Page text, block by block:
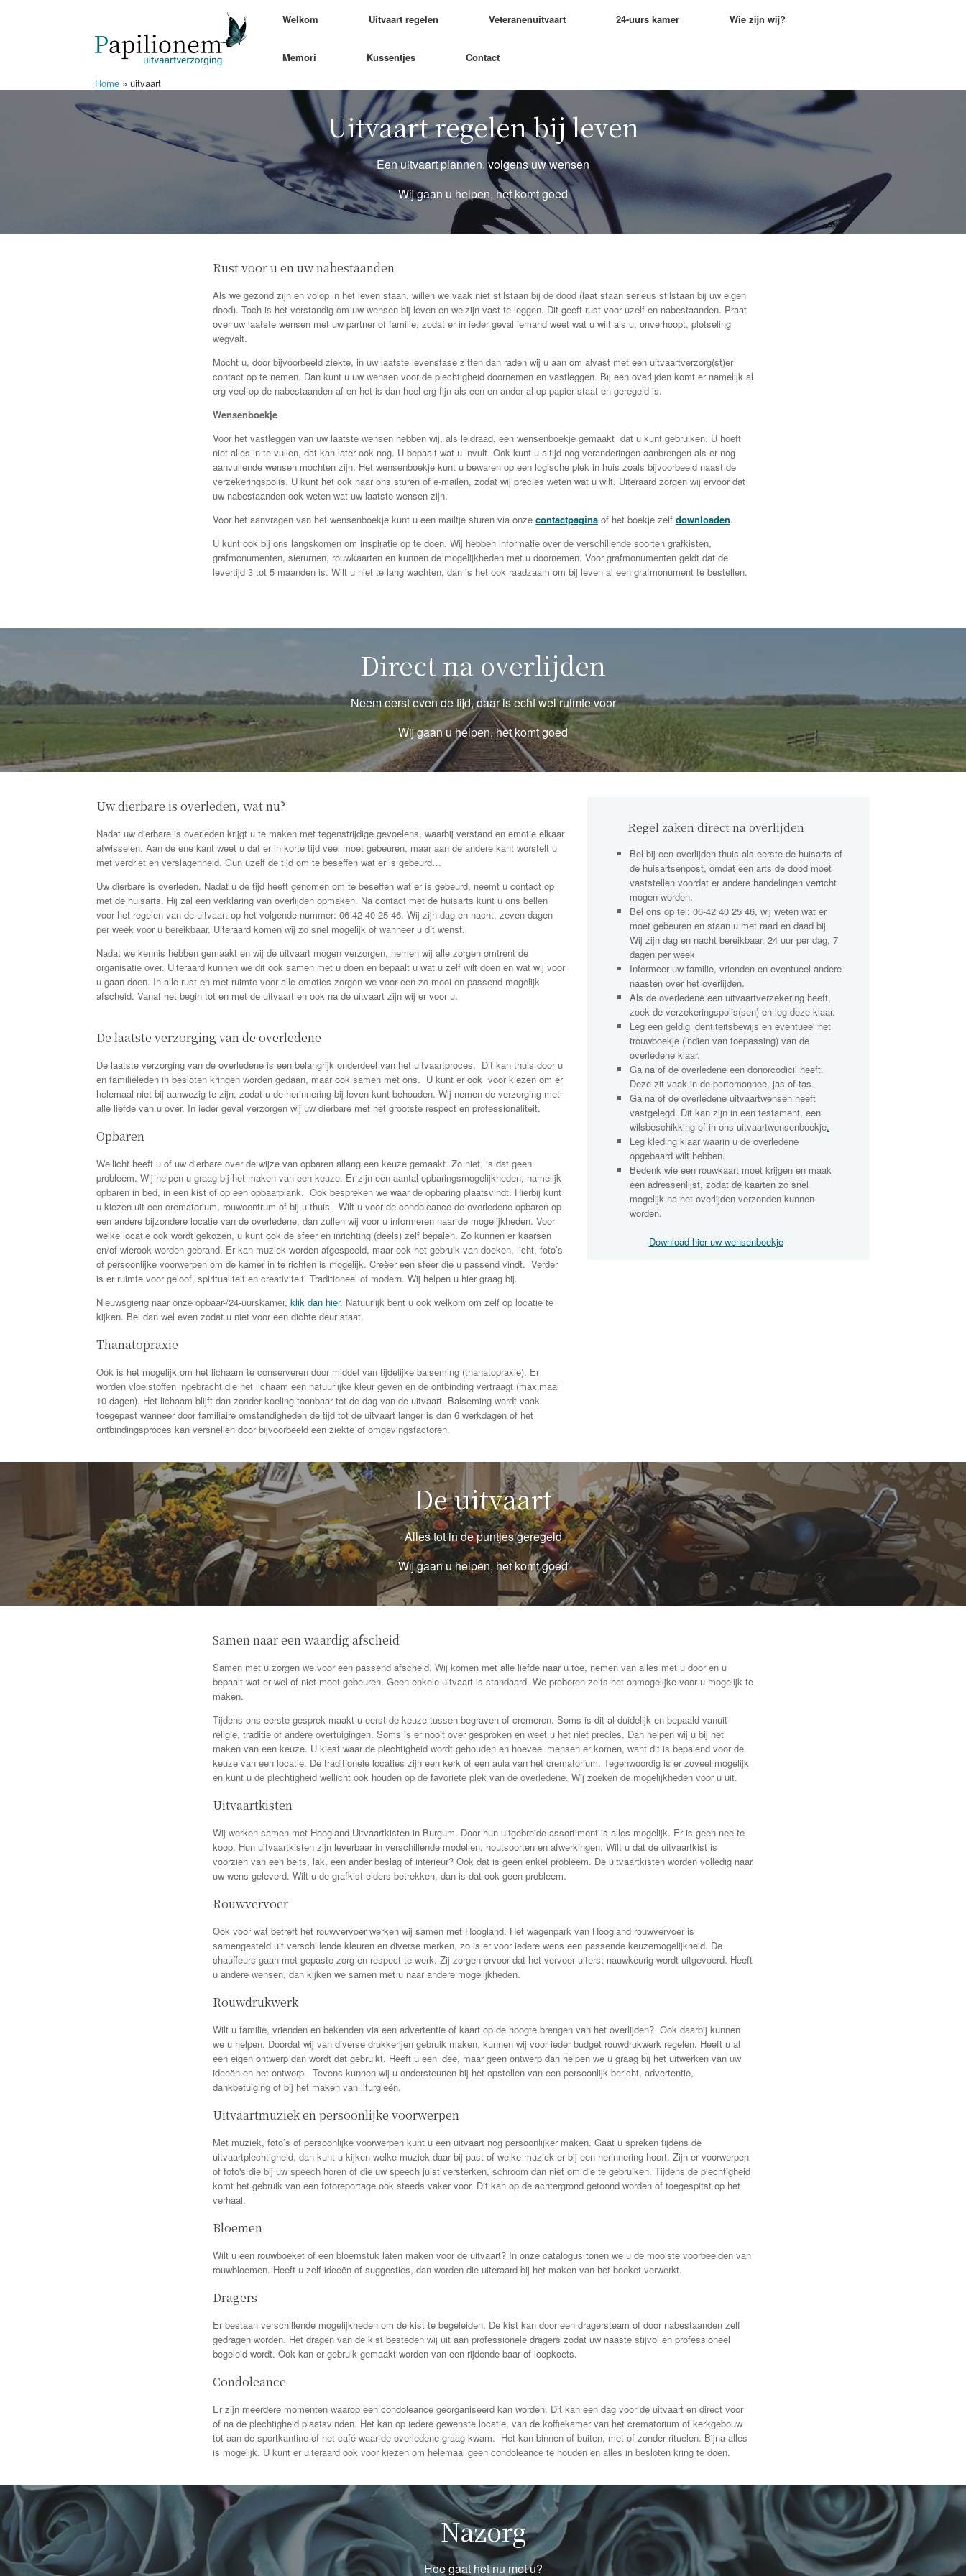
Welkom Uitvaart regelen Veteranenuitvaart 24-uurs kamer Wie zijn wij?
Memori Kussentjes
Contact
Home » uitvaart
Uitvaart regelen bij leven
Een uitvaart plannen, volgens uw wensen
Wij gaan u helpen, het komt goed
Rust voor u en uw nabestaanden
Als we gezond zijn en volop in het leven staan, willen we vaak niet stilstaan bij de dood (laat staan serieus stilstaan bij uw eigen
dood). Toch is het verstandig om uw wensen bij leven en welzijn vast te leggen. Dit geeft rust voor uzelf en nabestaanden. Praat
over uw laatste wensen met uw partner of familie, zodat er in ieder geval iemand weet wat u wilt als u, onverhoopt, plotseling
wegvalt.
Mocht u, door bijvoorbeeld ziekte, in uw laatste levensfase zitten dan raden wij u aan om alvast met een uitvaartverzorg(st)er
contact op te nemen. Dan kunt u uw wensen voor de plechtigheid doornemen en vastleggen. Bij een overlijden komt er namelijk al
erg veel op de nabestaanden af en het is dan heel erg fijn als een en ander al op papier staat en geregeld is.
Wensenboekje
Voor het vastleggen van uw laatste wensen hebben wij, als leidraad, een wensenboekje gemaakt dat u kunt gebruiken. U hoeft
niet alles in te vullen, dat kan later ook nog. U bepaalt wat u invult. Ook kunt u altijd nog veranderingen aanbrengen als er nog
aanvullende wensen mochten zijn. Het wensenboekje kunt u bewaren op een logische plek in huis zoals bijvoorbeeld naast de
verzekeringspolis. U kunt het ook naar ons sturen of e-mailen, zodat wij precies weten wat u wilt. Uiteraard zorgen wij ervoor dat
uw nabestaanden ook weten wat uw laatste wensen zijn.
Voor het aanvragen van het wensenboekje kunt u een mailtje sturen via onze contactpaginaof het boekje zelf downloaden.
U kunt ook bij ons langskomen om inspiratie op te doen. Wij hebben informatie over de verschillende soorten grafkisten,
grafmonumenten, sierurnen, rouwkaarten en kunnen de mogelijkheden met u doornemen. Voor grafmonumenten geldt dat de
levertijd 3 tot 5 maanden is. Wilt u niet te lang wachten, dan is het ook raadzaam om bij leven al een grafmonument te bestellen.
Direct na overlijden
Neem eerst even de tijd, daar is echt wel ruimte voor
Wij gaan u helpen, het komt goed
Uw dierbare is overleden, wat nu?
Nadat uw dierbare is overleden krijgt u te maken met tegenstrijdige gevoelens, waarbij verstand en emotie elkaar
afwisselen. Aan de ene kant weet u dat er in korte tijd veel moet gebeuren, maar aan de andere kant worstelt u
met verdriet en verslagenheid. Gun uzelf de tijd om te beseffen wat er is gebeurd…
Uw dierbare is overleden. Nadat u de tijd heeft genomen om te beseffen wat er is gebeurd, neemt u contact op
met de huisarts. Hij zal een verklaring van overlijden opmaken. Na contact met de huisarts kunt u ons bellen
voor het regelen van de uitvaart op het volgende nummer: 06-42 40 25 46. Wij zijn dag en nacht, zeven dagen
per week voor u bereikbaar. Uiteraard komen wij zo snel mogelijk of wanneer u dit wenst.
Nadat we kennis hebben gemaakt en wij de uitvaart mogen verzorgen, nemen wij alle zorgen omtrent de
organisatie over. Uiteraard kunnen we dit ook samen met u doen en bepaalt u wat u zelf wilt doen en wat wij voor
u gaan doen. In alle rust en met ruimte voor alle emoties zorgen we voor een zo mooi en passend mogelijk
afscheid. Vanaf het begin tot en met de uitvaart en ook na de uitvaart zijn wij er voor u.
De laatste verzorging van de overledene
De laatste verzorging van de overledene is een belangrijk onderdeel van het uitvaartproces. Dit kan thuis door u
en familieleden in besloten kringen worden gedaan, maar ook samen met ons. U kunt er ook voor kiezen om er
helemaal niet bij aanwezig te zijn, zodat u de herinnering bij leven kunt behouden. Wij nemen de verzorging met
alle liefde van u over. In ieder geval verzorgen wij uw dierbare met het grootste respect en professionaliteit.
Opbaren
Wellicht heeft u of uw dierbare over de wijze van opbaren allang een keuze gemaakt. Zo niet, is dat geen
probleem. Wij helpen u graag bij het maken van een keuze. Er zijn een aantal opbaringsmogelijkheden, namelijk
opbaren in bed, in een kist of op een opbaarplank. Ook bespreken we waar de opbaring plaatsvindt. Hierbij kunt
u kiezen uit een crematorium, rouwcentrum of bij u thuis. Wilt u voor de condoleance de overledene opbaren op
een andere bijzondere locatie van de overledene, dan zullen wij voor u informeren naar de mogelijkheden. Voor
welke locatie ook wordt gekozen, u kunt ook de sfeer en inrichting (deels) zelf bepalen. Zo kunnen er kaarsen
en/of wierook worden gebrand. Er kan muziek worden afgespeeld, maar ook het gebruik van doeken, licht, foto’s
of persoonlijke voorwerpen om de kamer in te richten is mogelijk. Creëer een sfeer die u passend vindt. Verder
is er ruimte voor geloof, spiritualiteit en creativiteit. Traditioneel of modern. Wij helpen u hier graag bij.
Nieuwsgierig naar onze opbaar-/24-uurskamer,klik dan hier. Natuurlijk bent u ook welkom om zelf op locatie te
kijken. Bel dan wel even zodat u niet voor een dichte deur staat.
Thanatopraxie
Ook is het mogelijk om het lichaam te conserveren door middel van tijdelijke balseming (thanatopraxie). Er
worden vloeistoffen ingebracht die het lichaam een natuurlijke kleur geven en de ontbinding vertraagt (maximaal
10 dagen). Het lichaam blijft dan zonder koeling toonbaar tot de dag van de uitvaart. Balseming wordt vaak
toegepast wanneer door familiaire omstandigheden de tijd tot de uitvaart langer is dan 6 werkdagen of het
ontbindingsproces kan versnellen door bijvoorbeeld een ziekte of omgevingsfactoren.
Regel zaken direct na overlijden
Bel bij een overlijden thuis als eerste de huisarts of
de huisartsenpost, omdat een arts de dood moet
vaststellen voordat er andere handelingen verricht
mogen worden.
Bel ons op tel: 06-42 40 25 46, wij weten wat er
moet gebeuren en staan u met raad en daad bij.
Wij zijn dag en nacht bereikbaar, 24 uur per dag, 7
dagen per week
Informeer uw familie, vrienden en eventueel andere
naasten over het overlijden.
Als de overledene een uitvaartverzekering heeft,
zoek de verzekeringspolis(sen) en leg deze klaar.
Leg een geldig identiteitsbewijs en eventueel het
trouwboekje (indien van toepassing) van de
overledene klaar.
Ga na of de overledene een donorcodicil heeft.
Deze zit vaak in de portemonnee, jas of tas.
Ga na of de overledene uitvaartwensen heeft
vastgelegd. Dit kan zijn in een testament, een
wilsbeschikking of in ons uitvaartwensenboekje.
Leg kleding klaar waarin u de overledene
opgebaard wilt hebben.
Bedenk wie een rouwkaart moet krijgen en maak
een adressenlijst, zodat de kaarten zo snel
mogelijk na het overlijden verzonden kunnen
worden.
Download hier uw wensenboekje
De uitvaart
Alles tot in de puntjes geregeld
Wij gaan u helpen, het komt goed
Samen naar een waardig afscheid
Samen met u zorgen we voor een passend afscheid. Wij komen met alle liefde naar u toe, nemen van alles met u door en u
bepaalt wat er wel of niet moet gebeuren. Geen enkele uitvaart is standaard. We proberen zelfs het onmogelijke voor u mogelijk te
maken.
Tijdens ons eerste gesprek maakt u eerst de keuze tussen begraven of cremeren. Soms is dit al duidelijk en bepaald vanuit
religie, traditie of andere overtuigingen. Soms is er nooit over gesproken en weet u het niet precies. Dan helpen wij u bij het
maken van een keuze. U kiest waar de plechtigheid wordt gehouden en hoeveel mensen er komen, want dit is bepalend voor de
keuze van een locatie. De traditionele locaties zijn een kerk of een aula van het crematorium. Tegenwoordig is er zoveel mogelijk
en kunt u de plechtigheid wellicht ook houden op de favoriete plek van de overledene. Wij zoeken de mogelijkheden voor u uit.
Uitvaartkisten
Wij werken samen met Hoogland Uitvaartkisten in Burgum. Door hun uitgebreide assortiment is alles mogelijk. Er is geen nee te
koop. Hun uitvaartkisten zijn leverbaar in verschillende modellen, houtsoorten en afwerkingen. Wilt u dat de uitvaartkist is
voorzien van een beits, lak, een ander beslag of interieur? Ook dat is geen enkel probleem. De uitvaartkisten worden volledig naar
uw wens geleverd. Wilt u de grafkist elders betrekken, dan is dat ook geen probleem.
Rouwvervoer
Ook voor wat betreft het rouwvervoer werken wij samen met Hoogland. Het wagenpark van Hoogland rouwvervoer is
samengesteld uit verschillende kleuren en diverse merken, zo is er voor iedere wens een passende keuzemogelijkheid. De
chauffeurs gaan met gepaste zorg en respect te werk. Zij zorgen ervoor dat het vervoer uiterst nauwkeurig wordt uitgevoerd. Heeft
u andere wensen, dan kijken we samen met u naar andere mogelijkheden.
Rouwdrukwerk
Wilt u familie, vrienden en bekenden via een advertentie of kaart op de hoogte brengen van het overlijden? Ook daarbij kunnen
we u helpen. Doordat wij van diverse drukkerijen gebruik maken, kunnen wij voor ieder budget rouwdrukwerk regelen. Heeft u al
een eigen ontwerp dan wordt dat gebruikt. Heeft u een idee, maar geen ontwerp dan helpen we u graag bij het uitwerken van uw
ideeën en het ontwerp. Tevens kunnen wij u ondersteunen bij het opstellen van een persoonlijk bericht, advertentie,
dankbetuiging of bij het maken van liturgieën.
Uitvaartmuziek en persoonlijke voorwerpen
Met muziek, foto’s of persoonlijke voorwerpen kunt u een uitvaart nog persoonlijker maken. Gaat u spreken tijdens de
uitvaartplechtigheid, dan kunt u kijken welke muziek daar bij past of welke muziek er bij een herinnering hoort. Zijn er voorwerpen
of foto's die bij uw speech horen of die uw speech juist versterken, schroom dan niet om die te gebruiken. Tijdens de plechtigheid
komt het gebruik van een fotoreportage ook steeds vaker voor. Dit kan op de achtergrond getoond worden of toegespitst op het
verhaal.
Bloemen
Wilt u een rouwboeket of een bloemstuk laten maken voor de uitvaart? In onze catalogus tonen we u de mooiste voorbeelden van
rouwbloemen. Heeft u zelf ideeën of suggesties, dan worden die uiteraard bij het maken van het boeket verwerkt.
Dragers
Er bestaan verschillende mogelijkheden om de kist te begeleiden. De kist kan door een dragersteam of door nabestaanden zelf
gedragen worden. Het dragen van de kist besteden wij uit aan professionele dragers zodat uw naaste stijvol en professioneel
begeleid wordt. Ook kan er gebruik gemaakt worden van een rijdende baar of loopkoets.
Condoleance
Er zijn meerdere momenten waarop een condoleance georganiseerd kan worden. Dit kan een dag voor de uitvaart en direct voor
of na de plechtigheid plaatsvinden. Het kan op iedere gewenste locatie, van de koffiekamer van het crematorium of kerkgebouw
tot aan de sportkantine of het café waar de overledene graag kwam. Het kan binnen of buiten, met of zonder rituelen. Bijna alles
is mogelijk. U kunt er uiteraard ook voor kiezen om helemaal geen condoleance te houden en alles in besloten kring te doen.
Nazorg
Hoe gaat het nu met u?